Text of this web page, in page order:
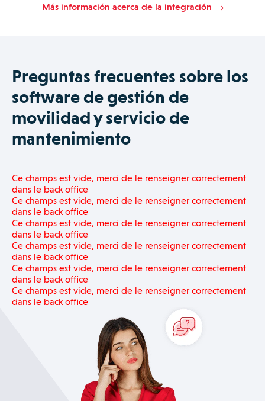
Más información acerca de la integración
Preguntas frecuentes sobre los
software de gestión de
movilidad y servicio de
mantenimiento
Ce champs est vide, merci de le renseigner correctement
dans le back office
Ce champs est vide, merci de le renseigner correctement
dans le back office
Ce champs est vide, merci de le renseigner correctement
dans le back office
Ce champs est vide, merci de le renseigner correctement
dans le back office
Ce champs est vide, merci de le renseigner correctement
dans le back office
Ce champs est vide, merci de le renseigner correctement
dans le back office